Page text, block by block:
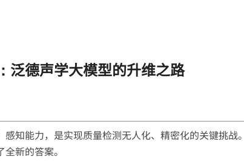
泛德声学大模型的升维之路
知能力，是实现质量检测无人化、精密化的关键挑战
新的答案。